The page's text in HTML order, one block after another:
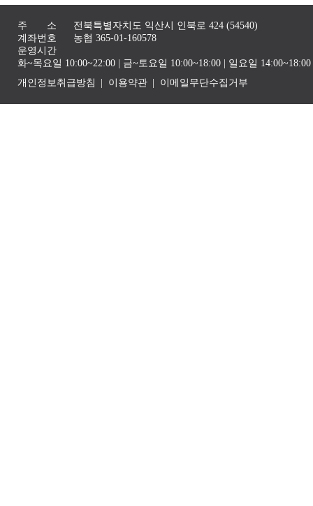
주 소
전북특별자치도 익산시 인북로 424 (54540)
계좌번호
농협 365-01-160578
운영시간
화~목요일 10:00~22:00 | 금~토요일 10:00~18:00 | 일요일
개인정보취급방침
이용약관 이메일무단수집거부